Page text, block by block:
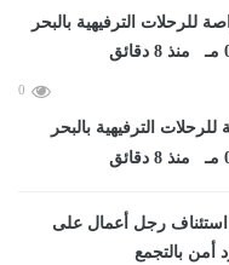
0
الترفيهية بالبحر